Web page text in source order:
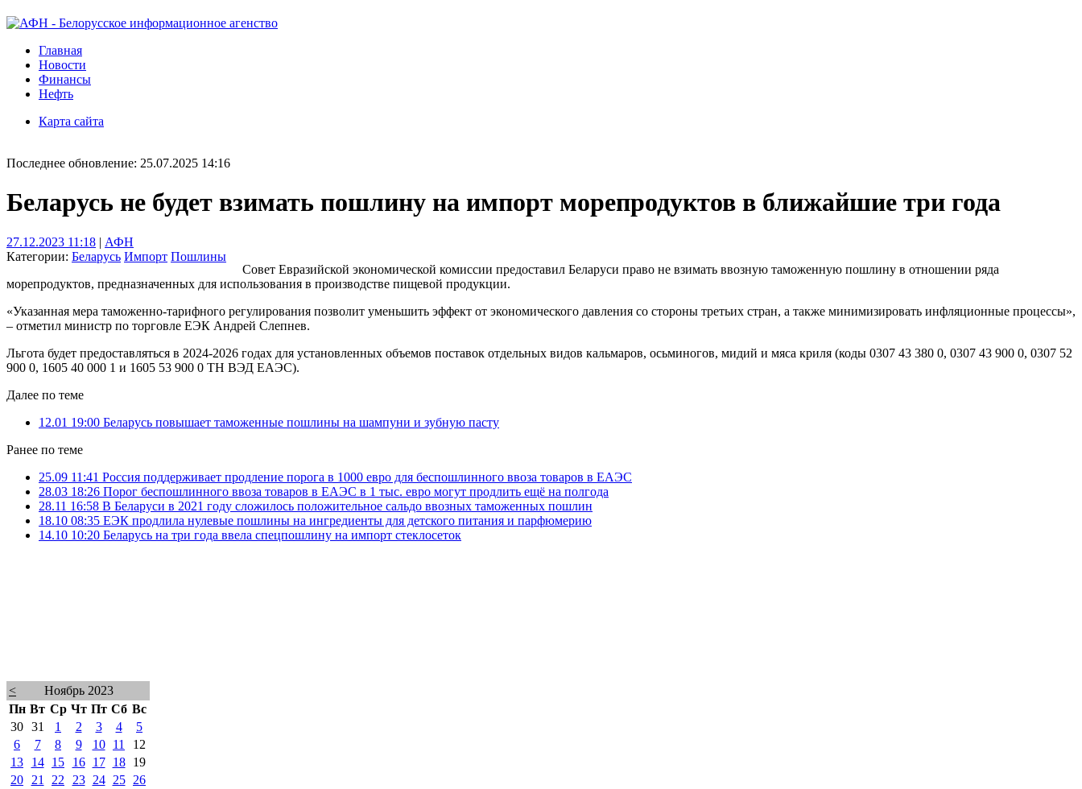
Главная
Новости
Финансы
Нефть
Карта сайта
Последнее обновление: 25.07.2025 14:16
Беларусь не будет взимать пошлину на импорт морепродуктов в ближайшие три года
27.12.2023 11:18 | АФН
Категории: Беларусь Импорт Пошлины
Совет Евразийской экономической комиссии предоставил Беларуси право не взимать ввозную таможенную пошлину в отношении ряда
морепродуктов, предназначенных для использования в производстве пищевой продукции.
«Указанная мера таможенно-тарифного регулирования позволит уменьшить эффект от экономического давления со стороны третьих стран, а также минимизировать инфляционные процессы»,
– отметил министр по торговле ЕЭК Андрей Слепнев.
Льгота будет предоставляться в 2024-2026 годах для установленных объемов поставок отдельных видов кальмаров, осьминогов, мидий и мяса криля (коды 0307 43 380 0, 0307 43 900 0, 0307 52
900 0, 1605 40 000 1 и 1605 53 900 0 ТН ВЭД ЕАЭС).
Далее по теме
12.01 19:00 Беларусь повышает таможенные пошлины на шампуни и зубную пасту
Ранее по теме
25.09 11:41 Россия поддерживает продление порога в 1000 евро для беспошлинного ввоза товаров в ЕАЭС
28.03 18:26 Порог беспошлинного ввоза товаров в ЕАЭС в 1 тыс. евро могут продлить ещё на полгода
28.11 16:58 В Беларуси в 2021 году сложилось положительное сальдо ввозных таможенных пошлин
18.10 08:35 ЕЭК продлила нулевые пошлины на ингредиенты для детского питания и парфюмерию
14.10 10:20 Беларусь на три года ввела спецпошлину на импорт стеклосеток
<
Ноябрь 2023
Пн Вт Ср Чт Пт Сб Вс
30 31 1 2 3 4
5
6
7 8 9 10 11
12
13
14 15 16 17 18
19
20
21 22 23 24 25
26